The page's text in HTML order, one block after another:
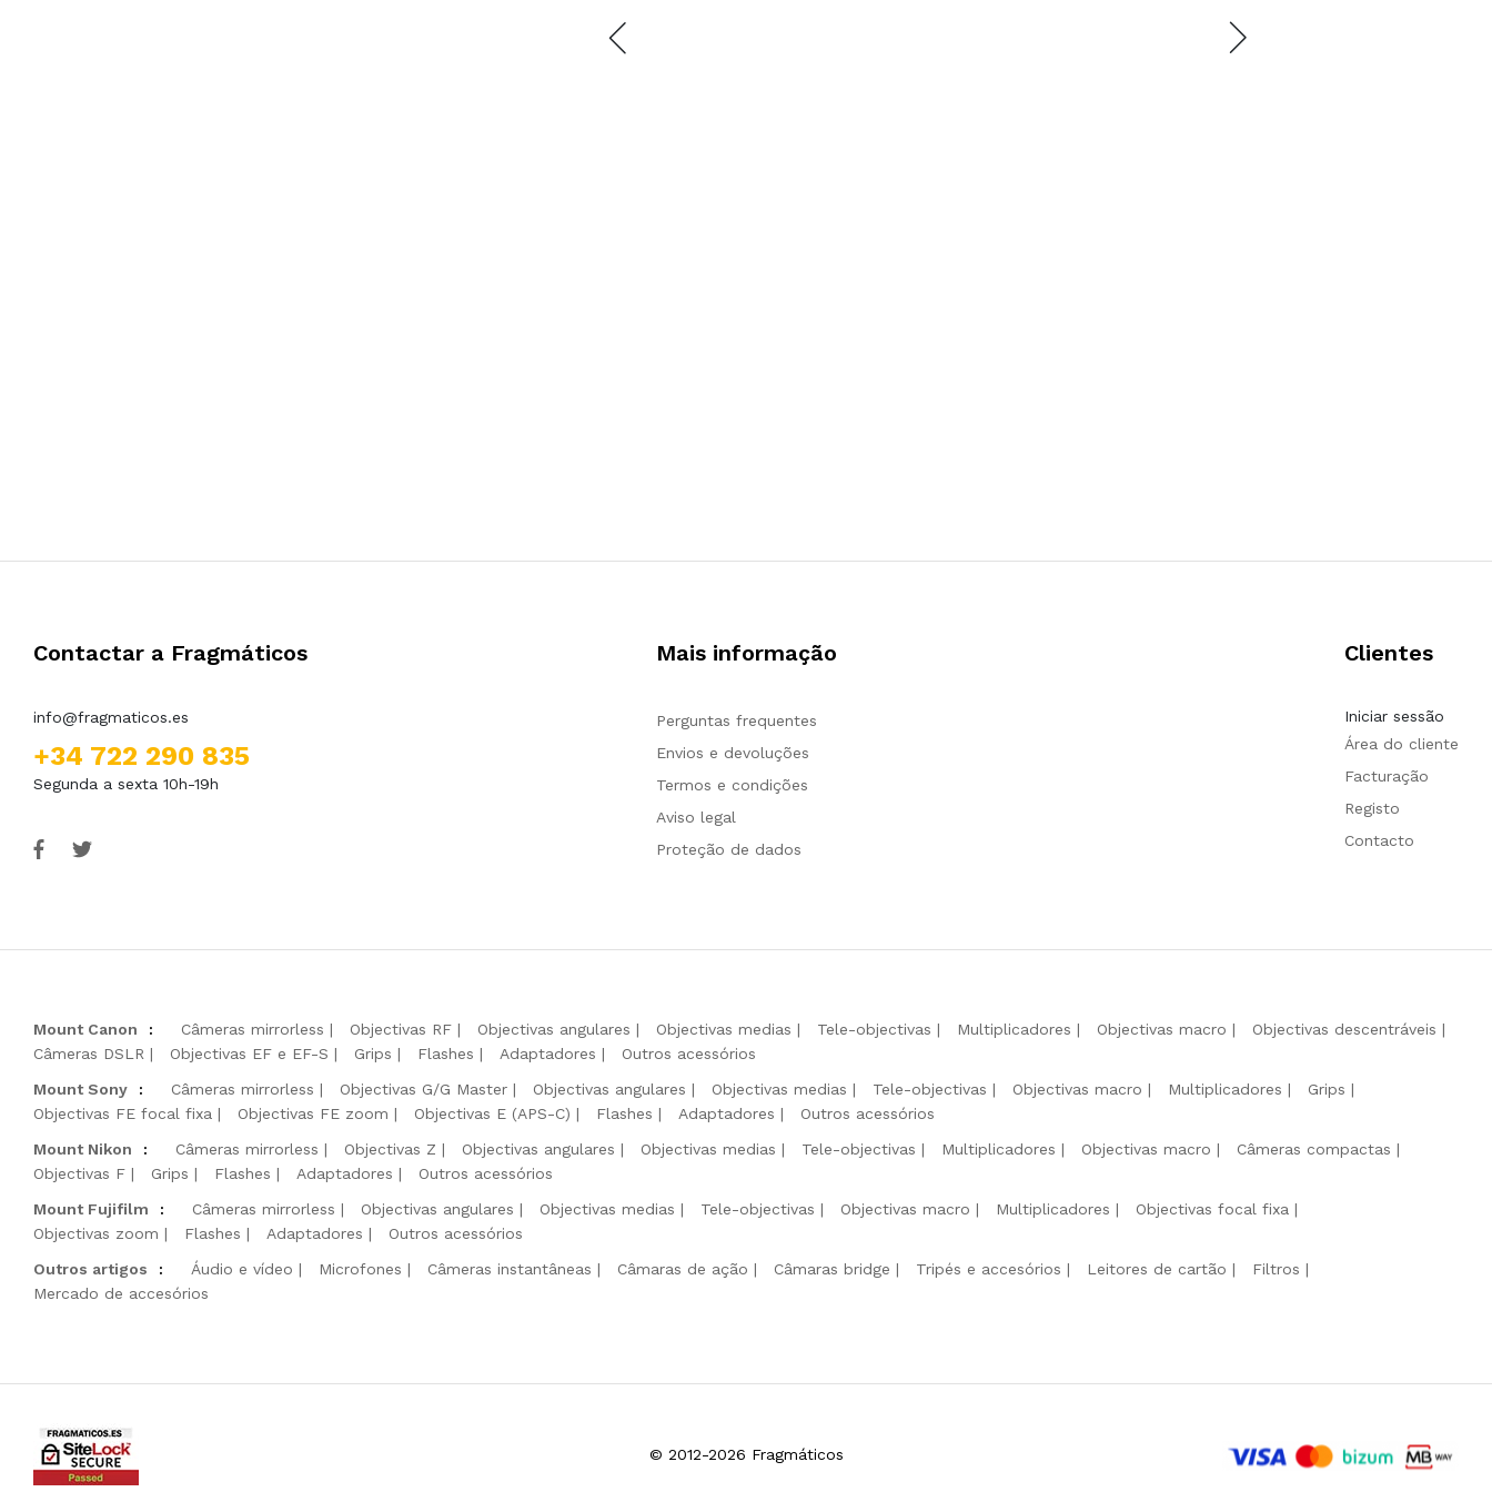
Contactar a Fragmáticos
info@fragmaticos.es
+34 722 290 835
Segunda a sexta 10h-19h
Mais informação
Perguntas frequentes
Envios e devoluções
Termos e condições
Aviso legal
Proteção de dados
Clientes
Iniciar sessão
Área do cliente
Facturação
Registo
Contacto
Mount Canon : Câmeras mirrorless Objectivas RF Objectivas angulares Objectivas medias Tele-objectivas Multiplicadores Objectivas macro
Objectivas descentráveis
Câmeras DSLR
Objectivas EF e EF-S Grips Flashes Adaptadores
Outros acessórios
Mount Sony
: Câmeras mirrorless Objectivas G/G Master Objectivas angulares Objectivas medias Tele-objectivas Objectivas macro Multiplicadores
Grips
Objectivas FE focal fixa
Objectivas FE zoom Objectivas E (APS-C) Flashes Adaptadores
Outros acessórios
Mount Nikon
: Câmeras mirrorless Objectivas Z Objectivas angulares Objectivas medias Tele-objectivas Multiplicadores Objectivas macro
Câmeras compactas
Objectivas F
Grips Flashes Adaptadores
Outros acessórios
Mount Fujifilm
: Câmeras mirrorless Objectivas angulares Objectivas medias Tele-objectivas Objectivas macro Multiplicadores
Objectivas focal fixa
Objectivas zoom
Flashes Adaptadores
Outros acessórios
Outros artigos
: Áudio e vídeo Microfones Câmeras instantâneas Câmaras de ação Câmaras bridge Tripés e accesórios Leitores de cartão
Filtros
Mercado de accesórios
© 2012-2026 Fragmáticos